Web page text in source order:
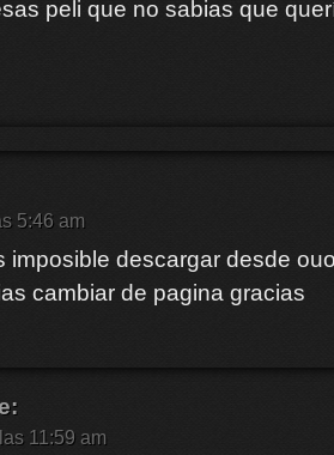
peli que no sabias que
5:46 am
imposible descargar desde
cambiar de pagina gracias
11:59 am